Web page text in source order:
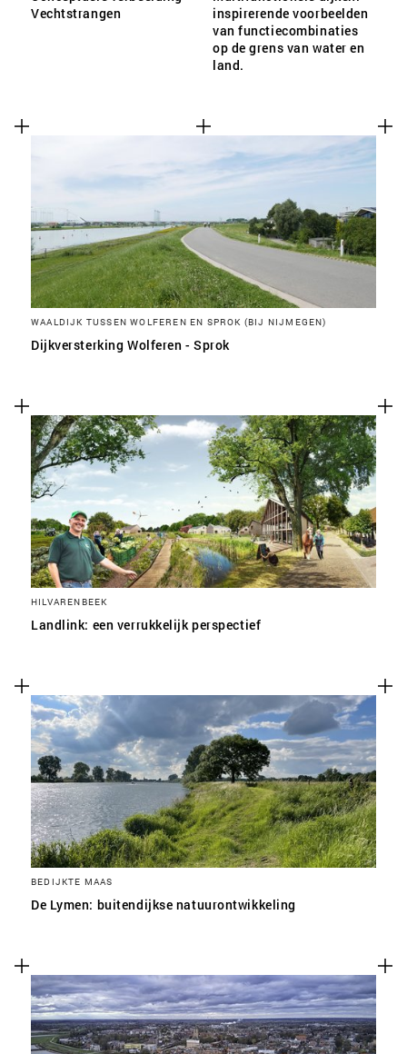
Vechtstrangen
inspirerende voorbeelden
van functiecombinaties
op de grens van water en
land.
WAALDIJK TUSSEN WOLFEREN EN SPROK (BIJ NIJMEGEN)
Dijkversterking Wolferen - Sprok
HILVARENBEEK
Landlink: een verrukkelijk perspectief
BEDIJKTE MAAS
De Lymen: buitendijkse natuurontwikkeling